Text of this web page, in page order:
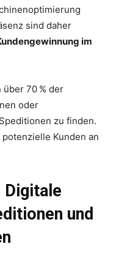
sind daher
im
70 % der
oder
zu finden.
Kunden an
Digitale
und